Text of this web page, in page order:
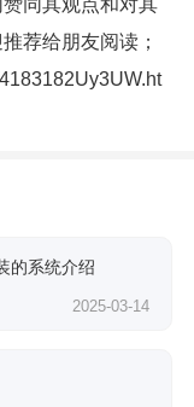
同其观点和对其
荐给朋友阅读；
的系统介绍
2025-03-14